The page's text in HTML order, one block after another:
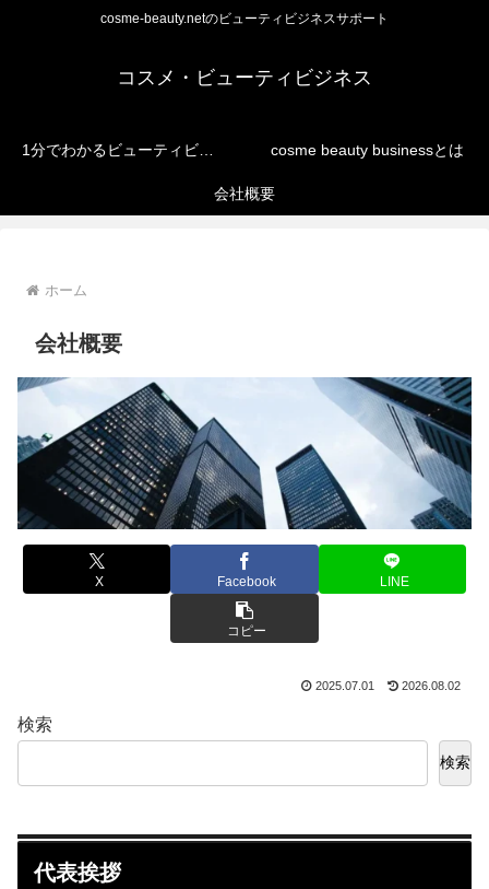
cosme-beauty.netのビューティビジネスサポート
コスメ・ビューティビジネス
1分でわかるビューティビジネス cosme beauty businessとは
会社概要
ホーム
会社概要
X Facebook LINE
コピー
2025.07.01 2026.08.02
検索
検索
代表挨拶